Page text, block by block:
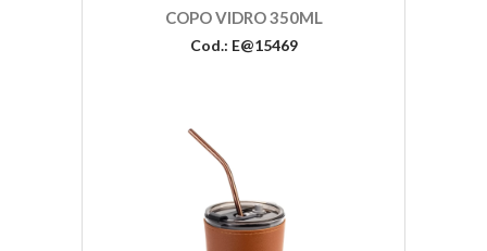
COPO VIDRO 350ML
Cod.: E@15469